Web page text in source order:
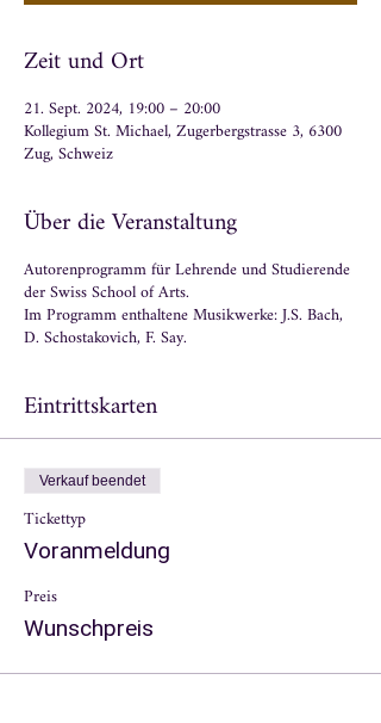
Zeit und Ort
21. Sept. 2024, 19:00 – 20:00
Kollegium St. Michael, Zugerbergstrasse 3, 6300
Zug, Schweiz
Über die Veranstaltung
Autorenprogramm für Lehrende und Studierende
der Swiss School of Arts.
Im Programm enthaltene Musikwerke: J.S. Bach,
D. Schostakovich, F. Say.
Eintrittskarten
Verkauf beendet
Tickettyp
Voranmeldung
Preis
Wunschpreis